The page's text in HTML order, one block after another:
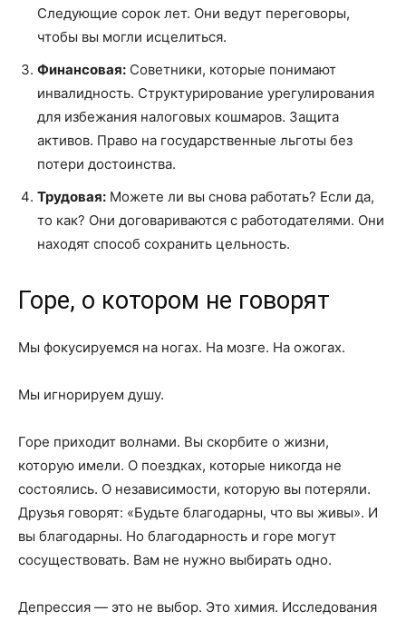
Следующие сорок лет. Они ведут переговоры,
чтобы вы могли исцелиться.
Финансовая: Советники, которые понимают
инвалидность. Структурирование урегулирования
для избежания налоговых кошмаров. Защита
активов. Право на государственные льготы без
потери достоинства.
Трудовая: Можете ли вы снова работать? Если да,
то как? Они договариваются с работодателями. Они
находят способ сохранить цельность.
Горе, о котором не говорят
Мы фокусируемся на ногах. На мозге. На ожогах.
Мы игнорируем душу.
Горе приходит волнами. Вы скорбите о жизни,
которую имели. О поездках, которые никогда не
состоялись. О независимости, которую вы потеряли.
Друзья говорят: «Будьте благодарны, что вы живы». И
вы благодарны. Но благодарность и горе могут
сосуществовать. Вам не нужно выбирать одно.
Депрессия — это не выбор. Это химия. Исследования